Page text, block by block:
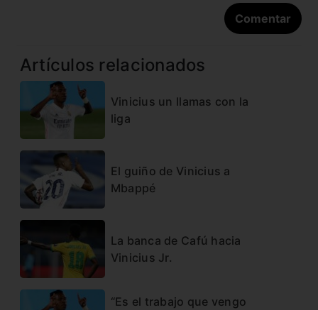
Artículos relacionados
Vinicius un llamas con la
liga
El guiño de Vinicius a
Mbappé
La banca de Cafú hacia
Vinicius Jr.
“Es el trabajo que vengo